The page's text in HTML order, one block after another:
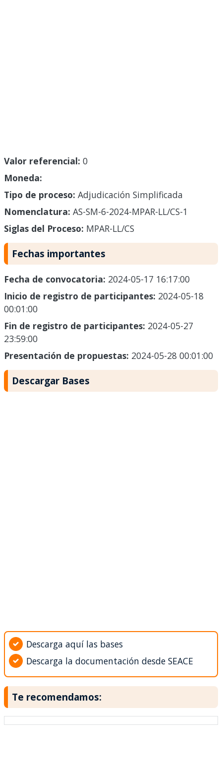
Valor referencial: 0
Moneda:
Tipo de proceso: Adjudicación Simplificada
Nomenclatura: AS-SM-6-2024-MPAR-LL/CS-1
Siglas del Proceso: MPAR-LL/CS
Fechas importantes
Fecha de convocatoria: 2024-05-17 16:17:00
Inicio de registro de participantes: 2024-05-18
00:01:00
Fin de registro de participantes: 2024-05-27
23:59:00
Presentación de propuestas: 2024-05-28 00:01:00
Descargar Bases
Descarga aquí las bases
Descarga la documentación desde SEACE
Te recomendamos: